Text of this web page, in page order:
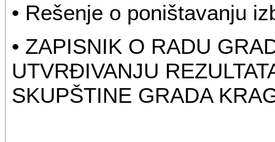
• Rešenje o poništavanju
• ZAPISNIK O RADU
UTVRĐIVANJU
SKUPŠTINE GRADA